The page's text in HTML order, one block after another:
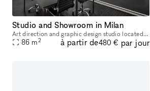
Studio and Showroom in Milan
Art direction and graphic design studio located in Milan. The space is versatile and can be used as a showroom or photography studio, making it perfect for various creative and professional needs. Al
86 m2 à partir de480 € par jour